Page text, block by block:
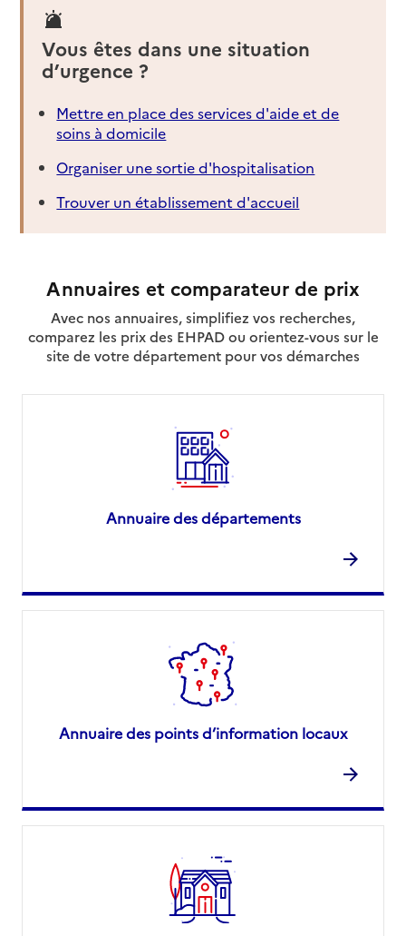
Vous êtes dans une situation
d’urgence ?
Mettre en place des services d'aide et de
soins à domicile
Organiser une sortie d'hospitalisation
Trouver un établissement d'accueil
Annuaires et comparateur de prix
Avec nos annuaires, simplifiez vos recherches,
comparez les prix des EHPAD ou orientez-vous sur le
site de votre département pour vos démarches
Annuaire des départements
Annuaire des points d’information locaux